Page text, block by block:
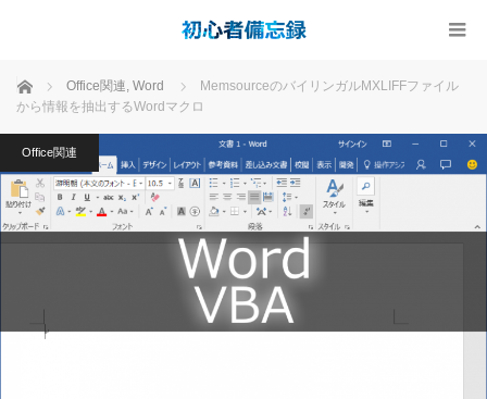
ホーム Office関連, Word
MemsourceのバイリンガルMXLIFFファイル
から情報を抽出するWordマクロ
Office関連